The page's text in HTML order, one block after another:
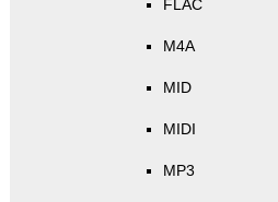
FLAC
M4A
MID
MIDI
MP3